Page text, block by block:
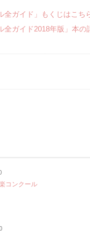
全ガイド」もくじはこち
全ガイド2018年版」本の
コンクール